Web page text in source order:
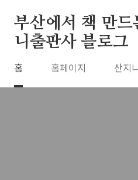
부산에서 책 만
니출판사 블로그
홈 홈페이지 산지